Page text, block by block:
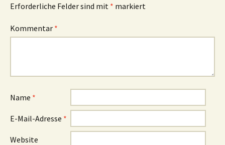
Erforderliche Felder sind mit * markiert
Kommentar *
Name *
E-Mail-Adresse *
Website